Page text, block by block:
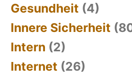
Gesundheit (4)
Innere Sicherheit
Intern (2)
Internet (26)